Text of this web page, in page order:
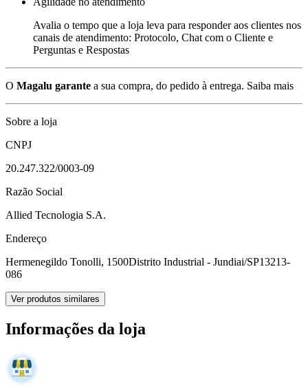
Avalia o tempo que a loja leva para responder aos clientes nos
canais de atendimento: Protocolo, Chat com o Cliente e
Perguntas e Respostas
O Magalu garante a sua compra, do pedido à entrega. Saiba mais
Sobre a loja
CNPJ
20.247.322/0003-09
Razão Social
Allied Tecnologia S.A.
Endereço
Hermenegildo Tonolli, 1500Distrito Industrial - Jundiai/SP13213-
086
Ver produtos similares
Informações da loja